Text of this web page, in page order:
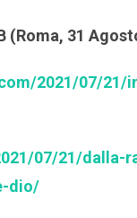
(Roma, 31
2021/07/
07/21/dalla-
dio/